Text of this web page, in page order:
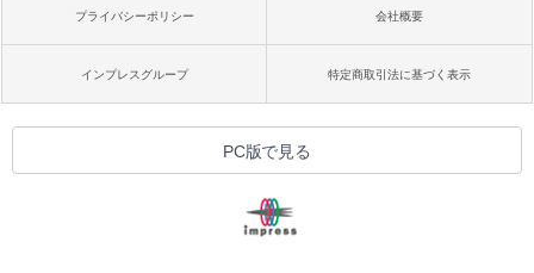
プライバシーポリシー 会社概要
インプレスグループ 特定商取引法に基づく表示
PC版で見る